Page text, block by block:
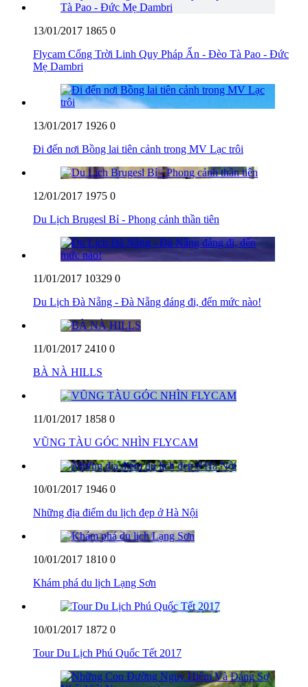
13/01/2017 1865 0
Flycam Cổng Trời Linh Quy Pháp Ấn - Đèo Tà Pao - Đức
Mẹ Dambri
13/01/2017 1926 0
Đi đến nơi Bồng lai tiên cảnh trong MV Lạc trôi
12/01/2017 1975 0
Du Lịch Brugesl Bỉ - Phong cảnh thần tiên
11/01/2017 10329 0
Du Lịch Đà Nẵng - Đà Nẵng đáng đi, đến mức nào!
11/01/2017 2410 0
BÀ NÀ HILLS
11/01/2017 1858 0
VŨNG TÀU GÓC NHÌN FLYCAM
10/01/2017 1946 0
Những địa điểm du lịch đẹp ở Hà Nội
10/01/2017 1810 0
Khám phá du lịch Lạng Sơn
10/01/2017 1872 0
Tour Du Lịch Phú Quốc Tết 2017